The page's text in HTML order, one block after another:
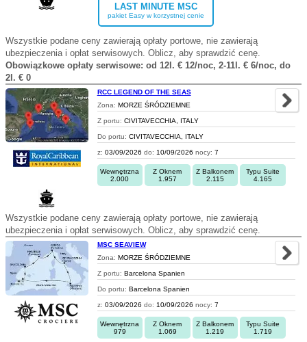
LAST MINUTE MSC
pakiet Easy w korzystnej cenie
Wszystkie podane ceny zawierają opłaty portowe, nie zawierają
ubezpieczenia i opłat serwisowych. Oblicz, aby sprawdzić cenę.
Obowiązkowe opłaty serwisowe: od 12l. € 12/noc, 2-11l. € 6/noc, do
2l. € 0
RCC LEGEND OF THE SEAS
Zona: MORZE ŚRÓDZIEMNE
Z portu: CIVITAVECCHIA, ITALY
Do portu: CIVITAVECCHIA, ITALY
z: 03/09/2026 do: 10/09/2026 nocy: 7
Wewnętrzna
2.000
Z Oknem
1.957
Z Balkonem
2.115
Typu Suite
4.165
Wszystkie podane ceny zawierają opłaty portowe, nie zawierają
ubezpieczenia i opłat serwisowych. Oblicz, aby sprawdzić cenę.
MSC SEAVIEW
Zona: MORZE ŚRÓDZIEMNE
Z portu: Barcelona Spanien
Do portu: Barcelona Spanien
z: 03/09/2026 do: 10/09/2026 nocy: 7
Wewnętrzna
979
Z Oknem
1.069
Z Balkonem
1.219
Typu Suite
1.719